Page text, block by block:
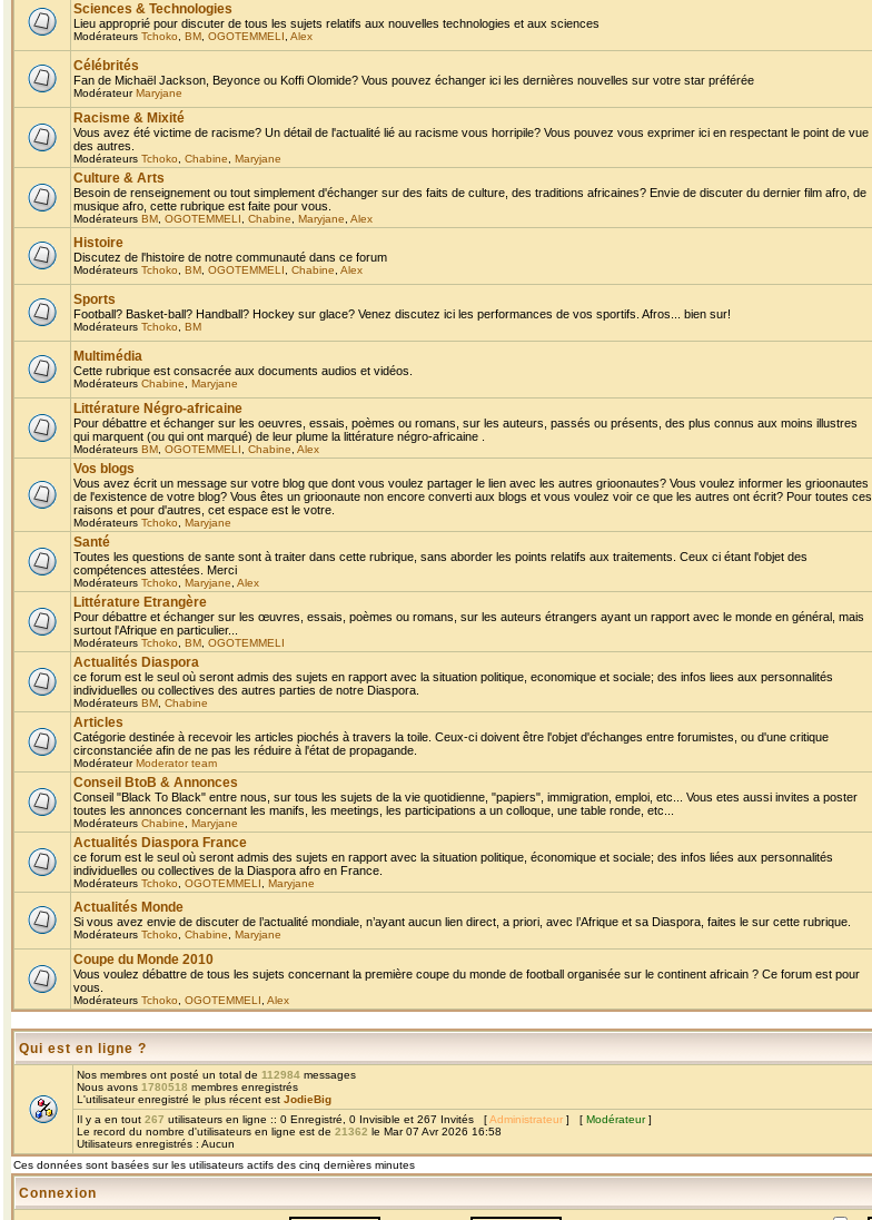
Sciences & Technologies
Lieu approprié pour discuter de tous les sujets relatifs aux nouvelles technologies et aux sciences
Modérateurs Tchoko BM OGOTEMMELI Alex
Célébrités
Fan de Michaël Jackson, Beyonce ou Koffi Olomide? Vous pouvez échanger ici les dernières nouvelles sur votre star préférée
ModérateurMaryjane
Racisme & Mixité
Vous avez été victime de racisme? Un détail de l'actualité lié au racisme vous horripile? Vous pouvez vous exprimer ici en respectant le point de vue
des autres.
Modérateurs Tchoko Chabine Maryjane
Culture & Arts
Besoin de renseignement ou tout simplement d'échanger sur des faits de culture, des traditions africaines? Envie de discuter du dernier film afro, de
musique afro, cette rubrique est faite pour vous.
Modérateurs BM OGOTEMMELI Chabine Maryjane Alex
Histoire
Discutez de l'histoire de notre communauté dans ce forum
Modérateurs Tchoko BM OGOTEMMELI Chabine Alex
Sports
Football? Basket-ball? Handball? Hockey sur glace? Venez discutez ici les performances de vos sportifs. Afros... bien sur!
Modérateurs Tchoko BM
Multimédia
Cette rubrique est consacrée aux documents audios et vidéos.
Modérateurs Chabine Maryjane
Littérature Négro-africaine
Pour débattre et échanger sur les oeuvres, essais, poèmes ou romans, sur les auteurs, passés ou présents, des plus connus aux moins illustres
qui marquent (ou qui ont marqué) de leur plume la littérature négro-africaine .
Modérateurs BM OGOTEMMELI Chabine Alex
Vos blogs
Vous avez écrit un message sur votre blog que dont vous voulez partager le lien avec les autres grioonautes? Vous voulez informer les grioonautes
de l'existence de votre blog? Vous êtes un grioonaute non encore converti aux blogs et vous voulez voir ce que les autres ont écrit? Pour toutes ces
raisons et pour d'autres, cet espace est le votre.
Modérateurs Tchoko Maryjane
Santé
Toutes les questions de sante sont à traiter dans cette rubrique, sans aborder les points relatifs aux traitements. Ceux ci étant l'objet des
compétences attestées. Merci
Modérateurs Tchoko Maryjane Alex
Littérature Etrangère
Pour débattre et échanger sur les œuvres, essais, poèmes ou romans, sur les auteurs étrangers ayant un rapport avec le monde en général, mais
surtout l'Afrique en particulier...
Modérateurs Tchoko BM OGOTEMMELI
Actualités Diaspora
ce forum est le seul où seront admis des sujets en rapport avec la situation politique, economique et sociale; des infos liees aux personnalités
individuelles ou collectives des autres parties de notre Diaspora.
Modérateurs BM Chabine
Articles
Catégorie destinée à recevoir les articles piochés à travers la toile. Ceux-ci doivent être l'objet d'échanges entre forumistes, ou d'une critique
circonstanciée afin de ne pas les réduire à l'état de propagande.
ModérateurModerator team
Conseil BtoB & Annonces
Conseil "Black To Black" entre nous, sur tous les sujets de la vie quotidienne, "papiers", immigration, emploi, etc... Vous etes aussi invites a poster
toutes les annonces concernant les manifs, les meetings, les participations a un colloque, une table ronde, etc...
Modérateurs Chabine Maryjane
Actualités Diaspora France
ce forum est le seul où seront admis des sujets en rapport avec la situation politique, économique et sociale; des infos liées aux personnalités
individuelles ou collectives de la Diaspora afro en France.
Modérateurs Tchoko OGOTEMMELI Maryjane
Actualités Monde
Si vous avez envie de discuter de l’actualité mondiale, n’ayant aucun lien direct, a priori, avec l’Afrique et sa Diaspora, faites le sur cette rubrique.
Modérateurs Tchoko Chabine Maryjane
Coupe du Monde 2010
Vous voulez débattre de tous les sujets concernant la première coupe du monde de football organisée sur le continent africain ? Ce forum est pour
vous.
Modérateurs Tchoko OGOTEMMELI Alex
Qui est en ligne ?
Nos membres ont posté un total de 112984 messages
Nous avons 1780518 membres enregistrés
L'utilisateur enregistré le plus récent est JodieBig
Il y a en tout 267 utilisateurs en ligne :: 0 Enregistré, 0 Invisible et 267 Invités [Administrateur ] [ Modérateur]
Le record du nombre d'utilisateurs en ligne est de 21362 le Mar 07 Avr 2026 16:58
Utilisateurs enregistrés : Aucun
Ces données sont basées sur les utilisateurs actifs des cinq dernières minutes
Connexion